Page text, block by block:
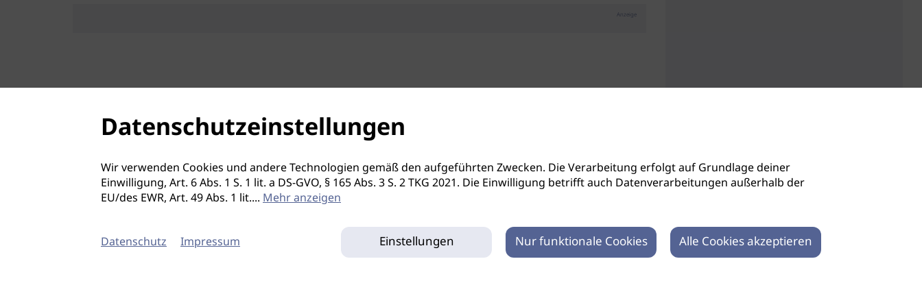
Anzeige
Datenschutzeinstellungen
Wir verwenden Cookies und andere Technologien gemäß den aufgeführten Zwecken. Die Verarbeitung erfolgt auf Grundlage deiner
Einwilligung, Art. 6 Abs. 1 S. 1 lit. a DS-GVO, § 165 Abs. 3 S. 2 TKG 2021. Die Einwilligung betrifft auch Datenverarbeitungen außerhalb der
EU/des EWR, Art. 49 Abs. 1 lit.... Mehr anzeigen
Datenschutz Impressum Einstellungen Nur funktionale Cookies Alle Cookies akzeptieren